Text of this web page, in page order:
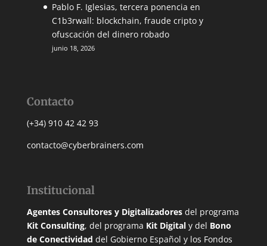
Pablo F. Iglesias, tercera ponencia en
C1b3rwall: blockchain, fraude cripto y
ofuscación del dinero robado
junio 18, 2026
Contacto
(+34) 910 42 42 93
contacto@cyberbrainers.com
Institucional
Agentes Consultores y Digitalizadoresdel programa
Kit Consulting, del programa Kit Digitaly del Bono
de Conectividad del Gobierno Español y los Fondos